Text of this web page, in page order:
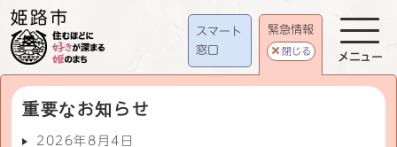
スマート
窓口
緊急情報
閉じる
重要なお知らせ
2026年8月4日
メニュー